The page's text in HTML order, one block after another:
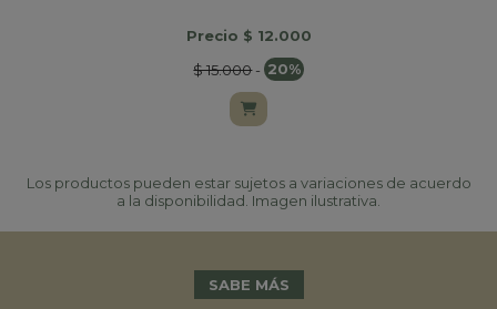
Precio $ 12.000
$ 15.000- 20%
Los productos pueden estar sujetos a variaciones de acuerdo
a la disponibilidad. Imagen ilustrativa.
SABE MÁS